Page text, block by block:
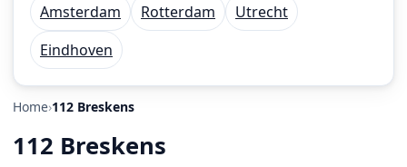
regio
Amsterdam Rotterdam
Utrecht
Eindhoven
Home 112 Breskens
112 Breskens